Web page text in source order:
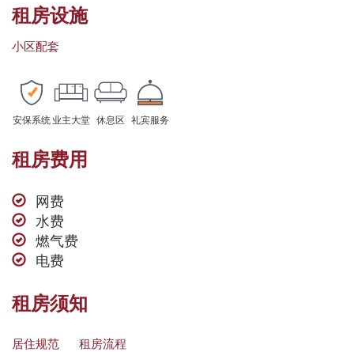
租房设施
小区配套
安保系统业主大堂 休息区 礼宾服务
租房费用
网费
水费
燃气费
电费
租房须知
居住规范 租房流程